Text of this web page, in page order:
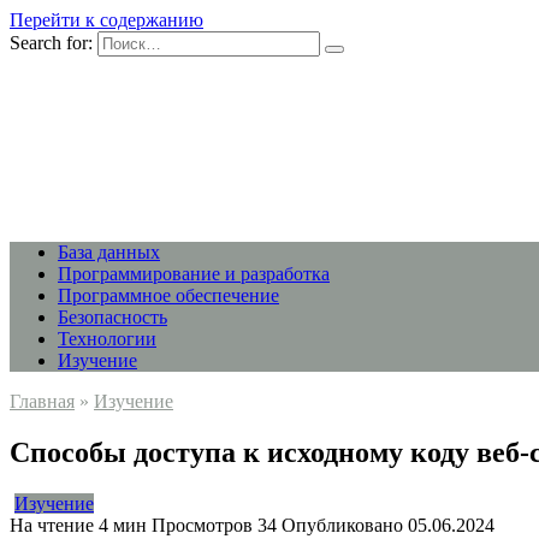
Перейти к содержанию
Search for:
База данных
Программирование и разработка
Программное обеспечение
Безопасность
Технологии
Изучение
Главная » Изучение
Способы доступа к исходному коду веб-
Изучение
На чтение 4 мин Просмотров 34 Опубликовано 05.06.2024